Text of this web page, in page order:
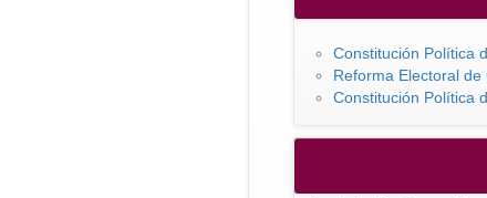
Constitución Política
Reforma Electoral
Constitución Política